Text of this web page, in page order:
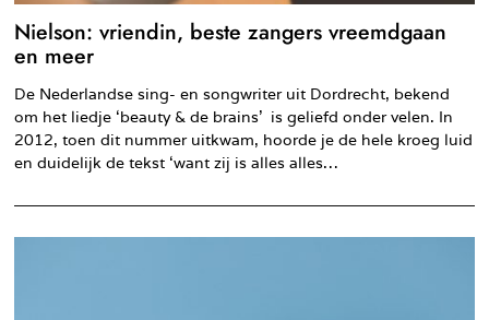
Nielson: vriendin, beste zangers vreemdgaan
en meer
De Nederlandse sing- en songwriter uit Dordrecht, bekend
om het liedje ‘beauty & de brains’ is geliefd onder velen. In
2012, toen dit nummer uitkwam, hoorde je de hele kroeg luid
en duidelijk de tekst ‘want zij is alles alles…